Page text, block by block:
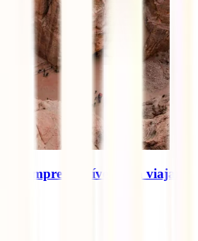
imprescindível para viajar à